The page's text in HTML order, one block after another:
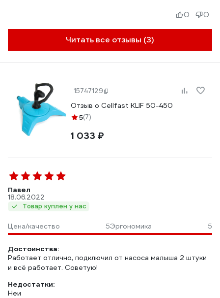
Читать все отзывы (3)
0 0
15747129
Отзыв о Cellfast KLIF 50-450
5(7)
1 033 ₽
Павел
18.06.2022
Товар куплен у нас
Цена/качество 5Эргономика 5
Достоинства:
Работает отлично, подключил от насоса малыша 2 штуки
и всё работает. Советую!
Недостатки:
Неи